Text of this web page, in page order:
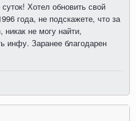
Хотел обновить свой
года, не подскажете, что за
не могу найти,
инфу. Заранее благодарен